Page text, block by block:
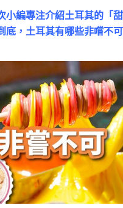
小編專注介紹土耳其的「甜
底，土耳其有哪些非嚐不可